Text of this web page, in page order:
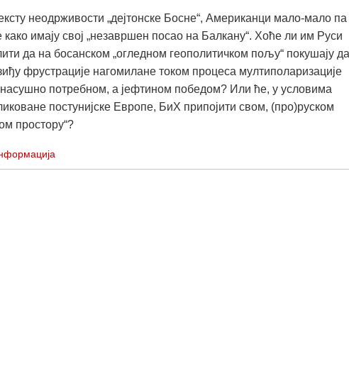
неодрживости „дејтонске Босне“, Американци мало-мало па
како имају свој „незавршен посао на Балкану“. Хоће ли им Руси
да на босанском „огледном геополитичком пољу“ покушају да
фрустрације нагомилане током процеса мултиполаризације
потребном, а јефтином победом? Или ће, у условима
постунијске Европе, БиХ припојити свом, (про)руском
простору“?